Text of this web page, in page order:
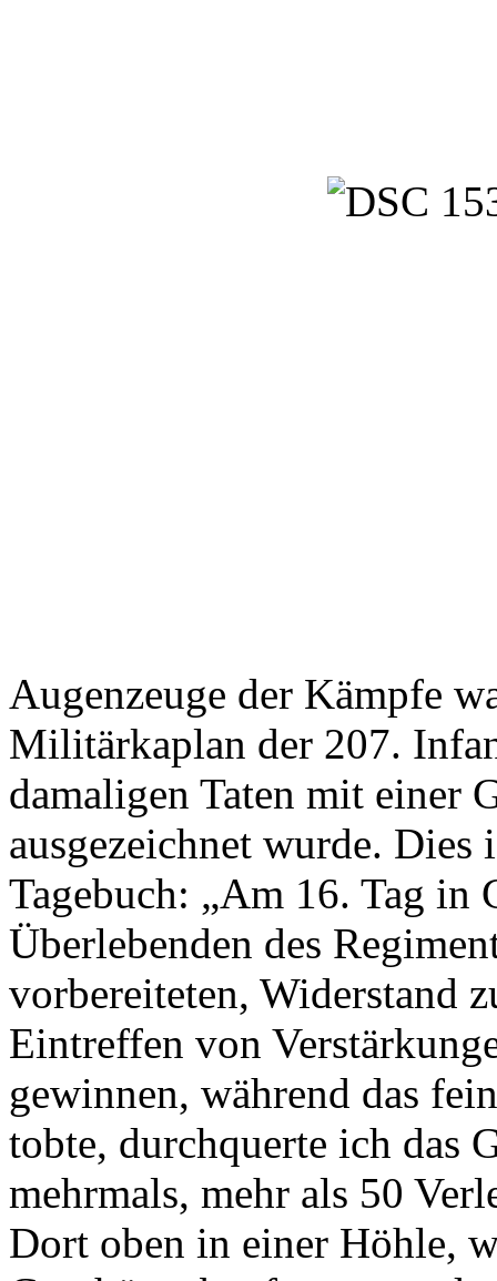
Augenzeuge der Kämpfe
Militärkaplan der 207.
damaligen Taten mit einer
ausgezeichnet wurde. Dies
Tagebuch: „Am 16. Tag in
Überlebenden des
vorbereiteten, Widerstand
Eintreffen von
gewinnen, während das
tobte, durchquerte ich das
mehrmals, mehr als 50
Dort oben in einer Höhle,